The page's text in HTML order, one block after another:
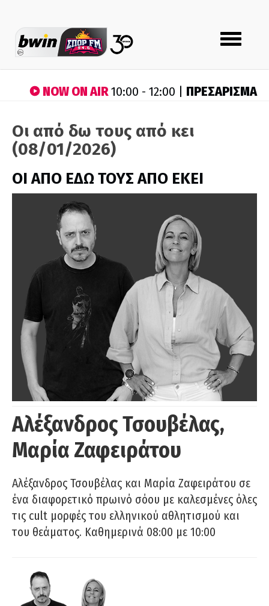
Toggle
navigation
NOW ON AIR10:00 - 12:00 | ΠΡΕΣΑΡΙΣΜΑ
Οι από δω τους από κει
(08/01/2026)
ΟΙ ΑΠΟ ΕΔΩ ΤΟΥΣ ΑΠΟ ΕΚΕΙ
Αλέξανδρος Τσουβέλας,
Μαρία Ζαφειράτου
Αλέξανδρος Τσουβέλας και Μαρία Ζαφειράτου σε
ένα διαφορετικό πρωινό σόου με καλεσμένες όλες
τις cult μορφές του ελληνικού αθλητισμού και
του θεάματος. Καθημερινά 08:00 με 10:00